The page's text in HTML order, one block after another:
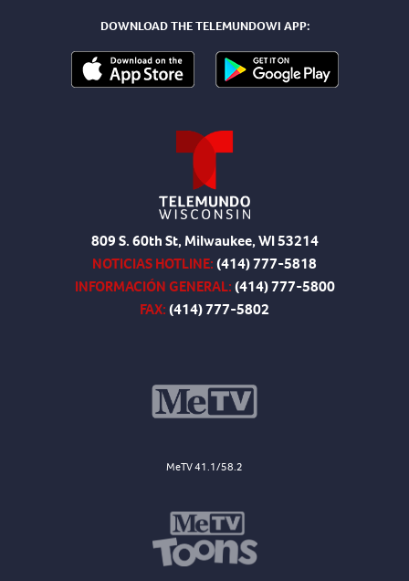
DOWNLOAD THE TELEMUNDOWI APP:
809 S. 60th St, Milwaukee, WI 53214
NOTICIAS HOTLINE:(414) 777-5818
INFORMACIÓN GENERAL:(414) 777-5800
FAX:(414) 777-5802
MeTV 41.1/58.2